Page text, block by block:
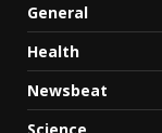
General
Health
Newsbeat